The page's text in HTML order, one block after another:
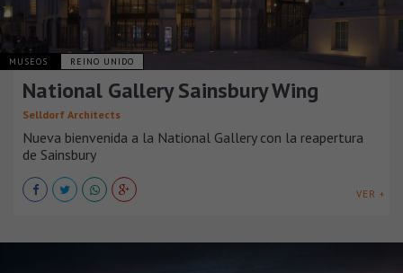
MUSEOS REINO UNIDO
National Gallery Sainsbury Wing
Selldorf Architects
Nueva bienvenida a la National Gallery con la reapertura
de Sainsbury
VER +